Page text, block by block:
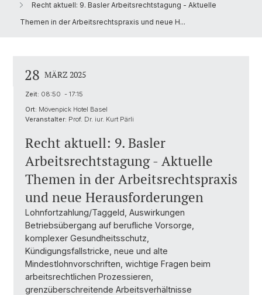
Recht aktuell: 9. Basler Arbeitsrechtstagung - Aktuelle
Themen in der Arbeitsrechtspraxis und neue H...
28 MÄRZ 2025
Zeit: 08:50 - 17:15
Ort: Mövenpick Hotel Basel
Veranstalter: Prof. Dr. iur. Kurt Pärli
Recht aktuell: 9. Basler
Arbeitsrechtstagung - Aktuelle
Themen in der Arbeitsrechtspraxis
und neue Herausforderungen
Lohnfortzahlung/Taggeld, Auswirkungen
Betriebsübergang auf berufliche Vorsorge,
komplexer Gesundheitsschutz,
Kündigungsfallstricke, neue und alte
Mindestlohnvorschriften, wichtige Fragen beim
arbeitsrechtlichen Prozessieren,
grenzüberschreitende Arbeitsverhältnisse